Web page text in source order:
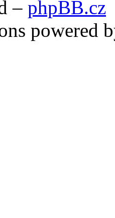
– phpBB.cz
powered